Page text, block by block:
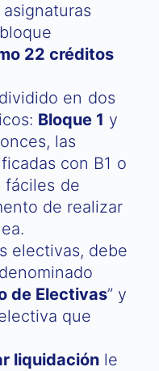
22 créditos
en dos
Bloque 1 y
las
con B1 o
fáciles de
de realizar
electivas, debe
de Electivas” y
que
liquidación le